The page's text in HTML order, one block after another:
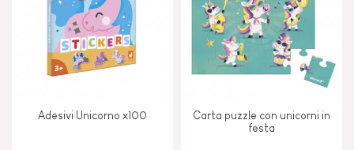
Adesivi Unicorno x100
Carta puzzle con unicorni in
festa